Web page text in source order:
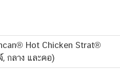
Hot Chicken Strat®
กลาง และคอ)